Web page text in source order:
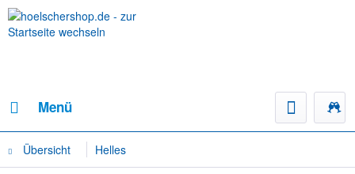
Menü
Übersicht Helles